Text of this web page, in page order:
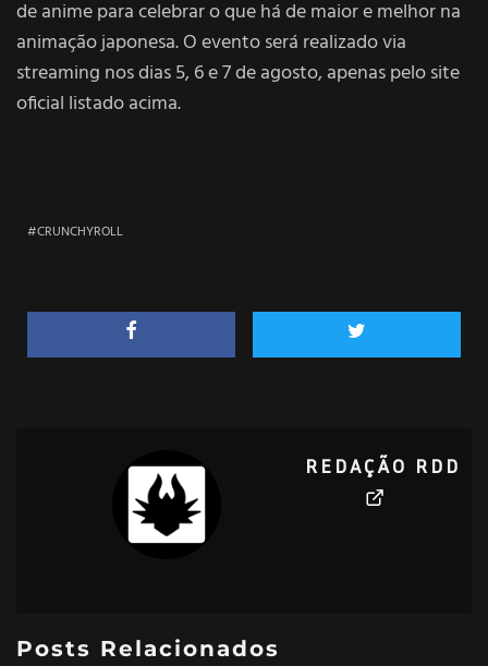
de anime para celebrar o que há de maior e melhor na
animação japonesa. O evento será realizado via
streaming nos dias 5, 6 e 7 de agosto, apenas pelo site
oficial listado acima.
CRUNCHYROLL
REDAÇÃO RDD
Posts Relacionados